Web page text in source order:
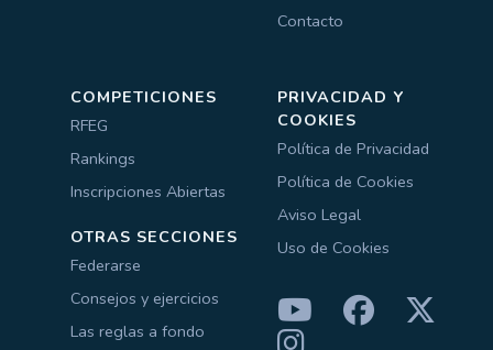
Contacto
COMPETICIONES
RFEG
Rankings
Inscripciones Abiertas
OTRAS SECCIONES
Federarse
Consejos y ejercicios
Las reglas a fondo
PRIVACIDAD Y
COOKIES
Política de Privacidad
Política de Cookies
Aviso Legal
Uso de Cookies